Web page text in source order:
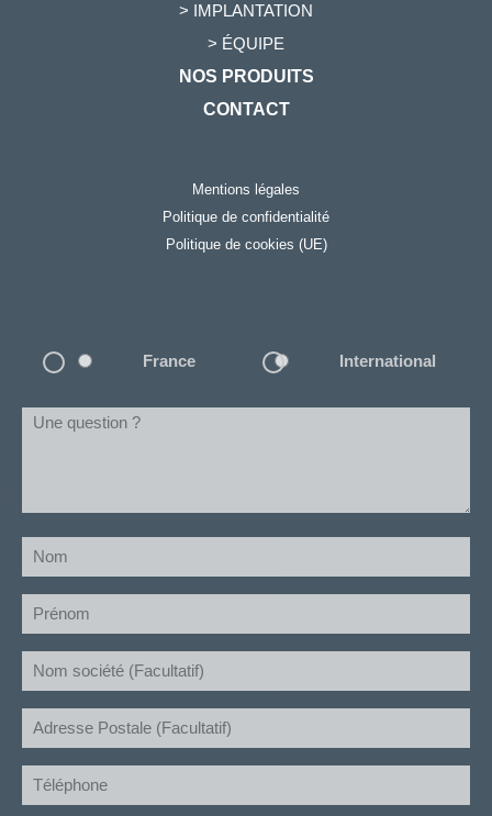
> IMPLANTATION
> ÉQUIPE
NOS PRODUITS
CONTACT
Mentions légales
Politique de confidentialité
Politique de cookies (UE)
Localisation
France International
(Nécessaire)
(Nécessaire)
Postale
(Nécessaire)